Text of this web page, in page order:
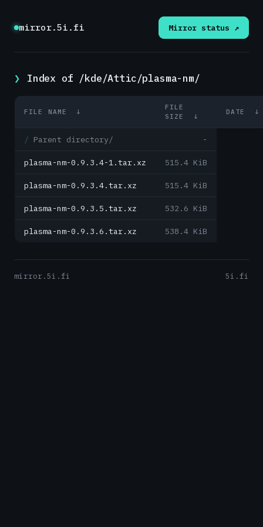
mirror.5i.fi Mirror status ↗
Index of /kde/Attic/plasma-nm/
FILE NAME ↓
FILE
SIZE
↓
DATE
Parent directory/ -
plasma-nm-0.9.3.4-1.tar.xz 515.4 KiB
plasma-nm-0.9.3.4.tar.xz 515.4 KiB
plasma-nm-0.9.3.5.tar.xz 532.6 KiB
plasma-nm-0.9.3.6.tar.xz 538.4 KiB
mirror.5i.fi 5i.fi